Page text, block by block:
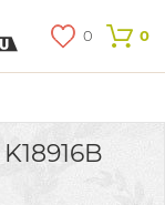
0 0